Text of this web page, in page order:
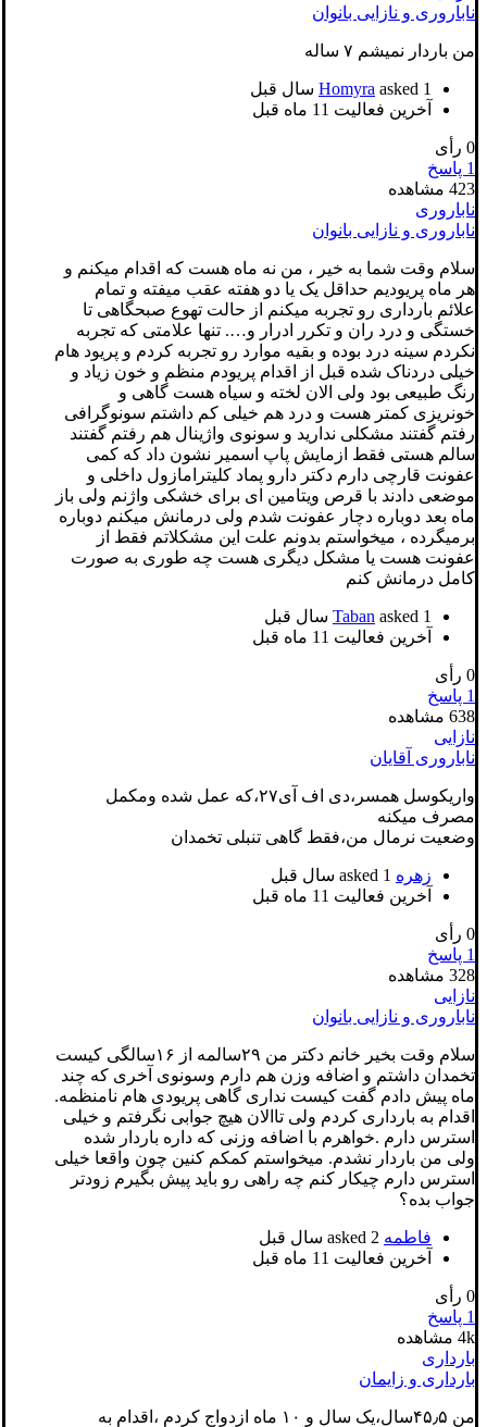
ناباروری و نازایی بانوان
من باردار نمیشم ۷ ساله
Homyra asked 1 سال قبل
آخرین فعالیت 11 ماه قبل
0 رأی
1 پاسخ
423 مشاهده
ناباروری
ناباروری و نازایی بانوان
سلام وقت شما به خیر ، من نه ماه هست که اقدام میکنم و
هر ماه پریودیم حداقل یک یا دو هفته عقب میفته و تمام
علائم بارداری رو تجربه میکنم از حالت تهوع صبحگاهی تا
خستگی و درد ران و تکرر ادرار و…. تنها علامتی که تجربه
نکردم سینه درد بوده و بقیه موارد رو تجربه کردم و پریود هام
خیلی دردناک شده قبل از اقدام پریودم منظم و خون زیاد و
رنگ طبیعی بود ولی الان لخته و سیاه هست گاهی و
خونریزی کمتر هست و درد هم خیلی کم داشتم سونوگرافی
رفتم گفتند مشکلی ندارید و سونوی واژینال هم رفتم گفتند
سالم هستی فقط ازمایش پاپ اسمیر نشون داد که کمی
عفونت قارچی دارم دکتر دارو پماد کلیترامازول داخلی و
موضعی دادند با قرص ویتامین ای برای خشکی واژنم ولی باز
ماه بعد دوباره دچار عفونت شدم ولی درمانش میکنم دوباره
برمیگرده ، میخواستم بدونم علت این مشکلاتم فقط از
عفونت هست یا مشکل دیگری هست چه طوری به صورت
کامل درمانش کنم
Taban asked 1 سال قبل
آخرین فعالیت 11 ماه قبل
0 رأی
1 پاسخ
638 مشاهده
نازایی
ناباروری آقایان
واریکوسل همسر،دی اف آی۲۷،که عمل شده ومکمل
مصرف میکنه
وضعیت نرمال من،فقط گاهی تنبلی تخمدان
زهره 1 سال قبل
آخرین فعالیت 11 ماه قبل
0 رأی
1 پاسخ
328 مشاهده
نازایی
ناباروری و نازایی بانوان
سلام وقت بخیر خانم دکتر من ۲۹سالمه از ۱۶سالگی کیست
تخمدان داشتم و اضافه وزن هم دارم وسونوی آخری که چند
ماه پیش دادم گفت کیست نداری گاهی پریودی هام نامنظمه.
اقدام به بارداری کردم ولی تاالان هیچ جوابی نگرفتم و خیلی
استرس دارم .خواهرم با اضافه وزنی که داره باردار شده
ولی من باردار نشدم. میخواستم کمکم کنین چون واقعا خیلی
استرس دارم چیکار کنم چه راهی رو باید پیش بگیرم زودتر
جواب بده؟
فاطمه 2 سال قبل
آخرین فعالیت 11 ماه قبل
0 رأی
1 پاسخ
4k مشاهده
بارداری
بارداری و زایمان
من ۴۵٫۵سال،یک سال و ۱۰ ماه ازدواج کردم ،اقدام به